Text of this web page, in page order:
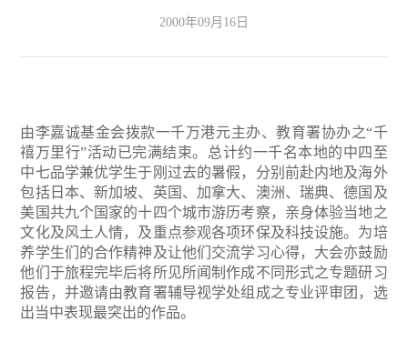
2000年09月16日
由李嘉诚基金会拨款一千万港元主办、教育署协办之“千
禧万里行”活动已完满结束。总计约一千名本地的中四至
中七品学兼优学生于刚过去的暑假，分别前赴内地及海外
包括日本、新加坡、英国、加拿大、澳洲、瑞典、德国及
美国共九个国家的十四个城市游历考察，亲身体验当地之
文化及风土人情，及重点参观各项环保及科技设施。为培
养学生们的合作精神及让他们交流学习心得，大会亦鼓励
他们于旅程完毕后将所见所闻制作成不同形式之专题研习
报告，并邀请由教育署辅导视学处组成之专业评审团，选
出当中表现最突出的作品。